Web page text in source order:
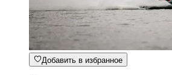
Добавить в избранное